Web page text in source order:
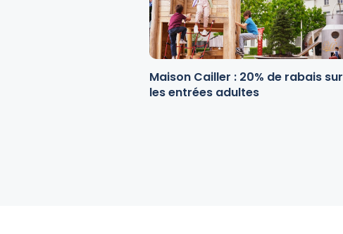
Maison Cailler : 20% de rabais sur
les entrées adultes